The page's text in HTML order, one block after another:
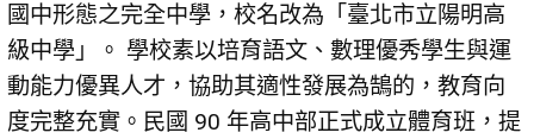
國中形態之完全中學，校名改為「臺北市立陽明高
級中學」。 學校素以培育語文、數理優秀學生與運
動能力優異人才，協助其適性發展為鵠的，教育向
度完整充實。民國 90 年高中部正式成立體育班，提